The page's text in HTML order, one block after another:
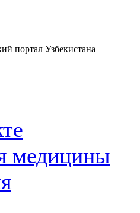
медицины